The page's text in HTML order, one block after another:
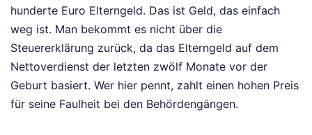
hunderte Euro Elterngeld. Das ist Geld, das einfach
weg ist. Man bekommt es nicht über die
Steuererklärung zurück, da das Elterngeld auf dem
Nettoverdienst der letzten zwölf Monate vor der
Geburt basiert. Wer hier pennt, zahlt einen hohen Preis
für seine Faulheit bei den Behördengängen.